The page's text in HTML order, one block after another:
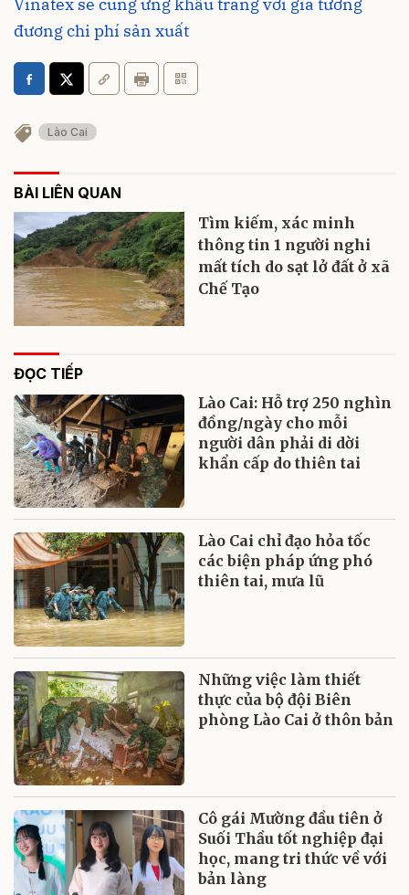
Vinatex sẽ cung ứng khẩu trang với giá tương
đương chi phí sản xuất
Lào Cai
BÀI LIÊN QUAN
Tìm kiếm, xác minh
thông tin 1 người nghi
mất tích do sạt lở đất ở xã
Chế Tạo
ĐỌC TIẾP
Lào Cai: Hỗ trợ 250 nghìn
đồng/ngày cho mỗi
người dân phải di dời
khẩn cấp do thiên tai
Lào Cai chỉ đạo hỏa tốc
các biện pháp ứng phó
thiên tai, mưa lũ
Những việc làm thiết
thực của bộ đội Biên
phòng Lào Cai ở thôn bản
Cô gái Mường đầu tiên ở
Suối Thầu tốt nghiệp đại
học, mang tri thức về với
bản làng